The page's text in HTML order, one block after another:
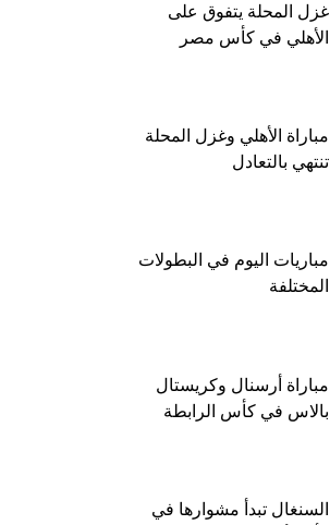
غزل المحلة يتفوق على
الأهلي في كأس مصر
مباراة الأهلي وغزل المحلة
تنتهي بالتعادل
مباريات اليوم في البطولات
المختلفة
مباراة أرسنال وكريستال
بالاس في كأس الرابطة
السنغال تبدأ مشوارها في